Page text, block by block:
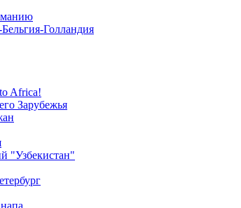
Голландия
Africa!
Зарубежья
"Узбекистан"